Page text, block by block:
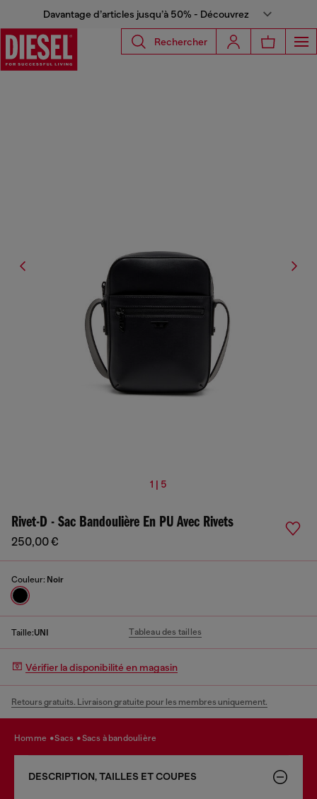
Davantage d’articles jusqu’à 50% - Découvrez
Rechercher
1 | 5
Rivet-D - Sac Bandoulière En PU Avec Rivets
250,00 €
Couleur: Noir
Taille:UNI Tableau des tailles
Vérifier la disponibilité en magasin
Retours gratuits. Livraison gratuite pour les membres uniquement.
homme sacs sacs à bandoulière
DESCRIPTION, TAILLES ET COUPES